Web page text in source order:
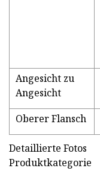
Angesicht zu
Angesicht
Oberer Flansch
Detaillierte Fotos
Produktkategorie